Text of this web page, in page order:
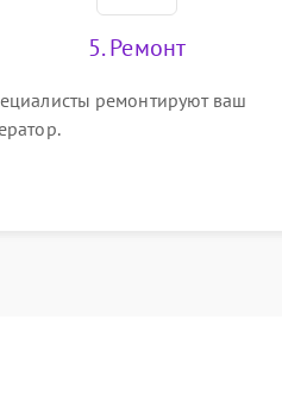
5. Ремонт
ремонтируют ваш